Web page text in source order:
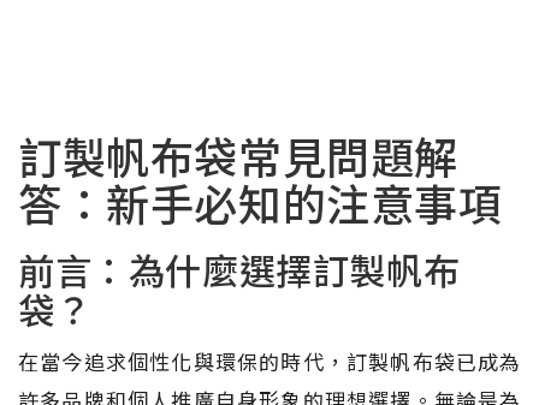
訂製帆布袋常見問題解
答：新手必知的注意事項
前言：為什麼選擇訂製帆布
袋？
在當今追求個性化與環保的時代，訂製帆布袋已成為